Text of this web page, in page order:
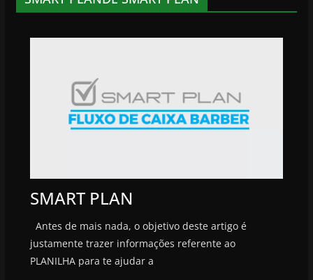
SMART PLAN
Antes de mais nada, o objetivo deste artigo é
justamente trazer informações referente ao
PLANILHA para te ajudar a